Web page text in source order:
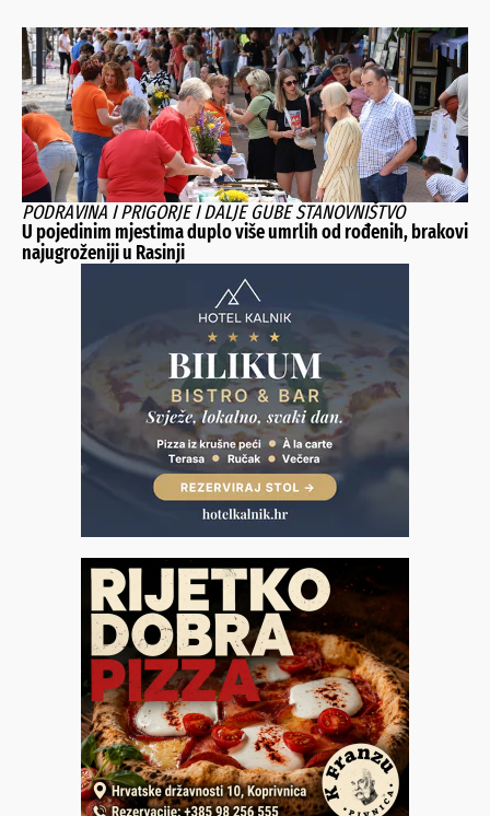
PODRAVINA I PRIGORJE I DALJE GUBE STANOVNIŠTVO
U pojedinim mjestima duplo više umrlih od rođenih, brakovi
najugroženiji u Rasinji